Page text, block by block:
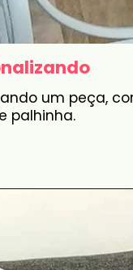
um peça,
palhinha.